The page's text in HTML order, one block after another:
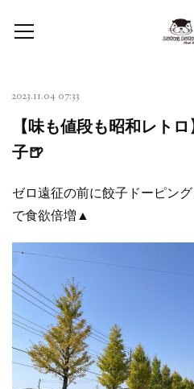
2023.11.04 07:33
【味も値段も昭和レト
子🍺
ゼロ遠征の前に餃子ドーピン
で食欲倍増▲